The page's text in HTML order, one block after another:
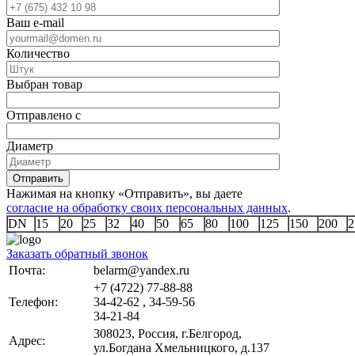
Ваш e-mail
Количество
Выбран товар
Отправлено с
Диаметр
Отправить
Нажимая на кнопку «Отправить», вы даете
согласие на обработку своих персональных данных.
DN
15 20 25 32 40 50 65 80 100 125 150 200
Заказать обратный звонок
Почта:
belarm@yandex.ru
Телефон:
+7 (4722) 77-88-88
34-42-62 , 34-59-56
34-21-84
Адрес:
308023, Россия, г.Белгород,
ул.Богдана Хмельницкого, д.137